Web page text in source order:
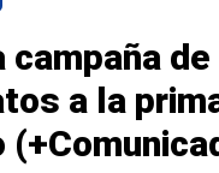
campaña de
a la